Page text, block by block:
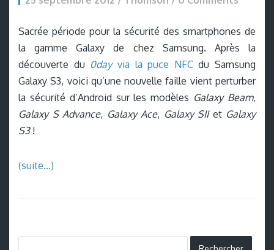
Sacrée période pour la sécurité des smartphones de
la gamme Galaxy de chez Samsung. Après la
découverte du 0dayvia la puce NFCdu Samsung
Galaxy S3, voici qu’une nouvelle faille vient perturber
la sécurité d’Android sur les modèles Galaxy Beam,
Galaxy S Advance, Galaxy Ace, Galaxy SIIet Galaxy
S3 !
(suite…)